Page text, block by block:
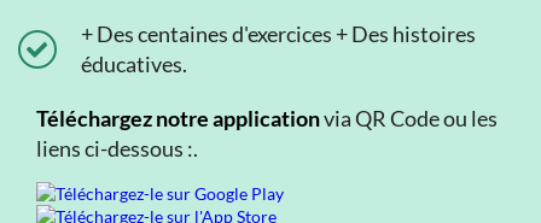
+ Des centaines d'exercices + Des histoires
éducatives.
Téléchargez notre applicationvia QR Code ou les
liens ci-dessous :.